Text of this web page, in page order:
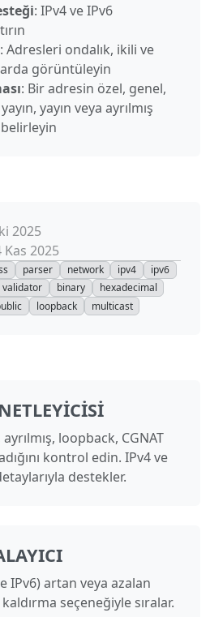
: IPv4 ve IPv6
: Adresleri ondalık, ikili ve
görüntüleyin
: Bir adresin özel, genel,
yayın veya ayrılmış
belirleyin
2025
Kas 2025
parser network ipv4
ipv6
validator binary
hexadecimal
loopback multicast
loopback, CGNAT
kontrol edin. IPv4 ve
destekler.
IPv6) artan veya azalan
seçeneğiyle sıralar.